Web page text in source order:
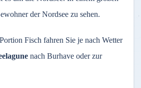
der Nordsee zu sehen.
Fisch fahren Sie je nach Wetter
nach Burhave oder zur